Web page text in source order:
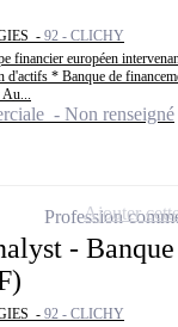
- 92 - CLICHY
financier européen
d'actifs * Banque de
- Non renseigné
-
- 92 - CLICHY
Profession
Ajouter